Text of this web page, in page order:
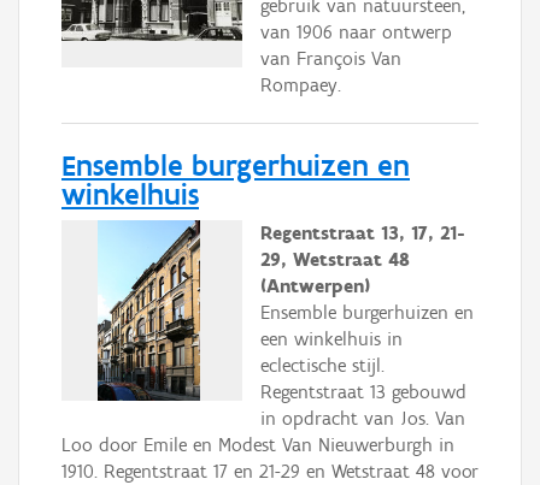
gebruik van natuursteen,
van 1906 naar ontwerp
van François Van
Rompaey.
Ensemble burgerhuizen en
winkelhuis
Regentstraat 13, 17, 21-
29, Wetstraat 48
(Antwerpen)
Ensemble burgerhuizen en
een winkelhuis in
eclectische stijl.
Regentstraat 13 gebouwd
in opdracht van Jos. Van
Loo door Emile en Modest Van Nieuwerburgh in
1910. Regentstraat 17 en 21-29 en Wetstraat 48 voor